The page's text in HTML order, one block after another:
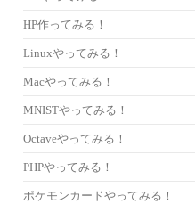
HP作ってみる！
Linuxやってみる！
Macやってみる！
MNISTやってみる！
Octaveやってみる！
PHPやってみる！
ポケモンカードやってみる！